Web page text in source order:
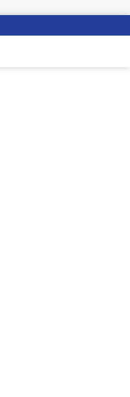
Cegah Kejahatan dan